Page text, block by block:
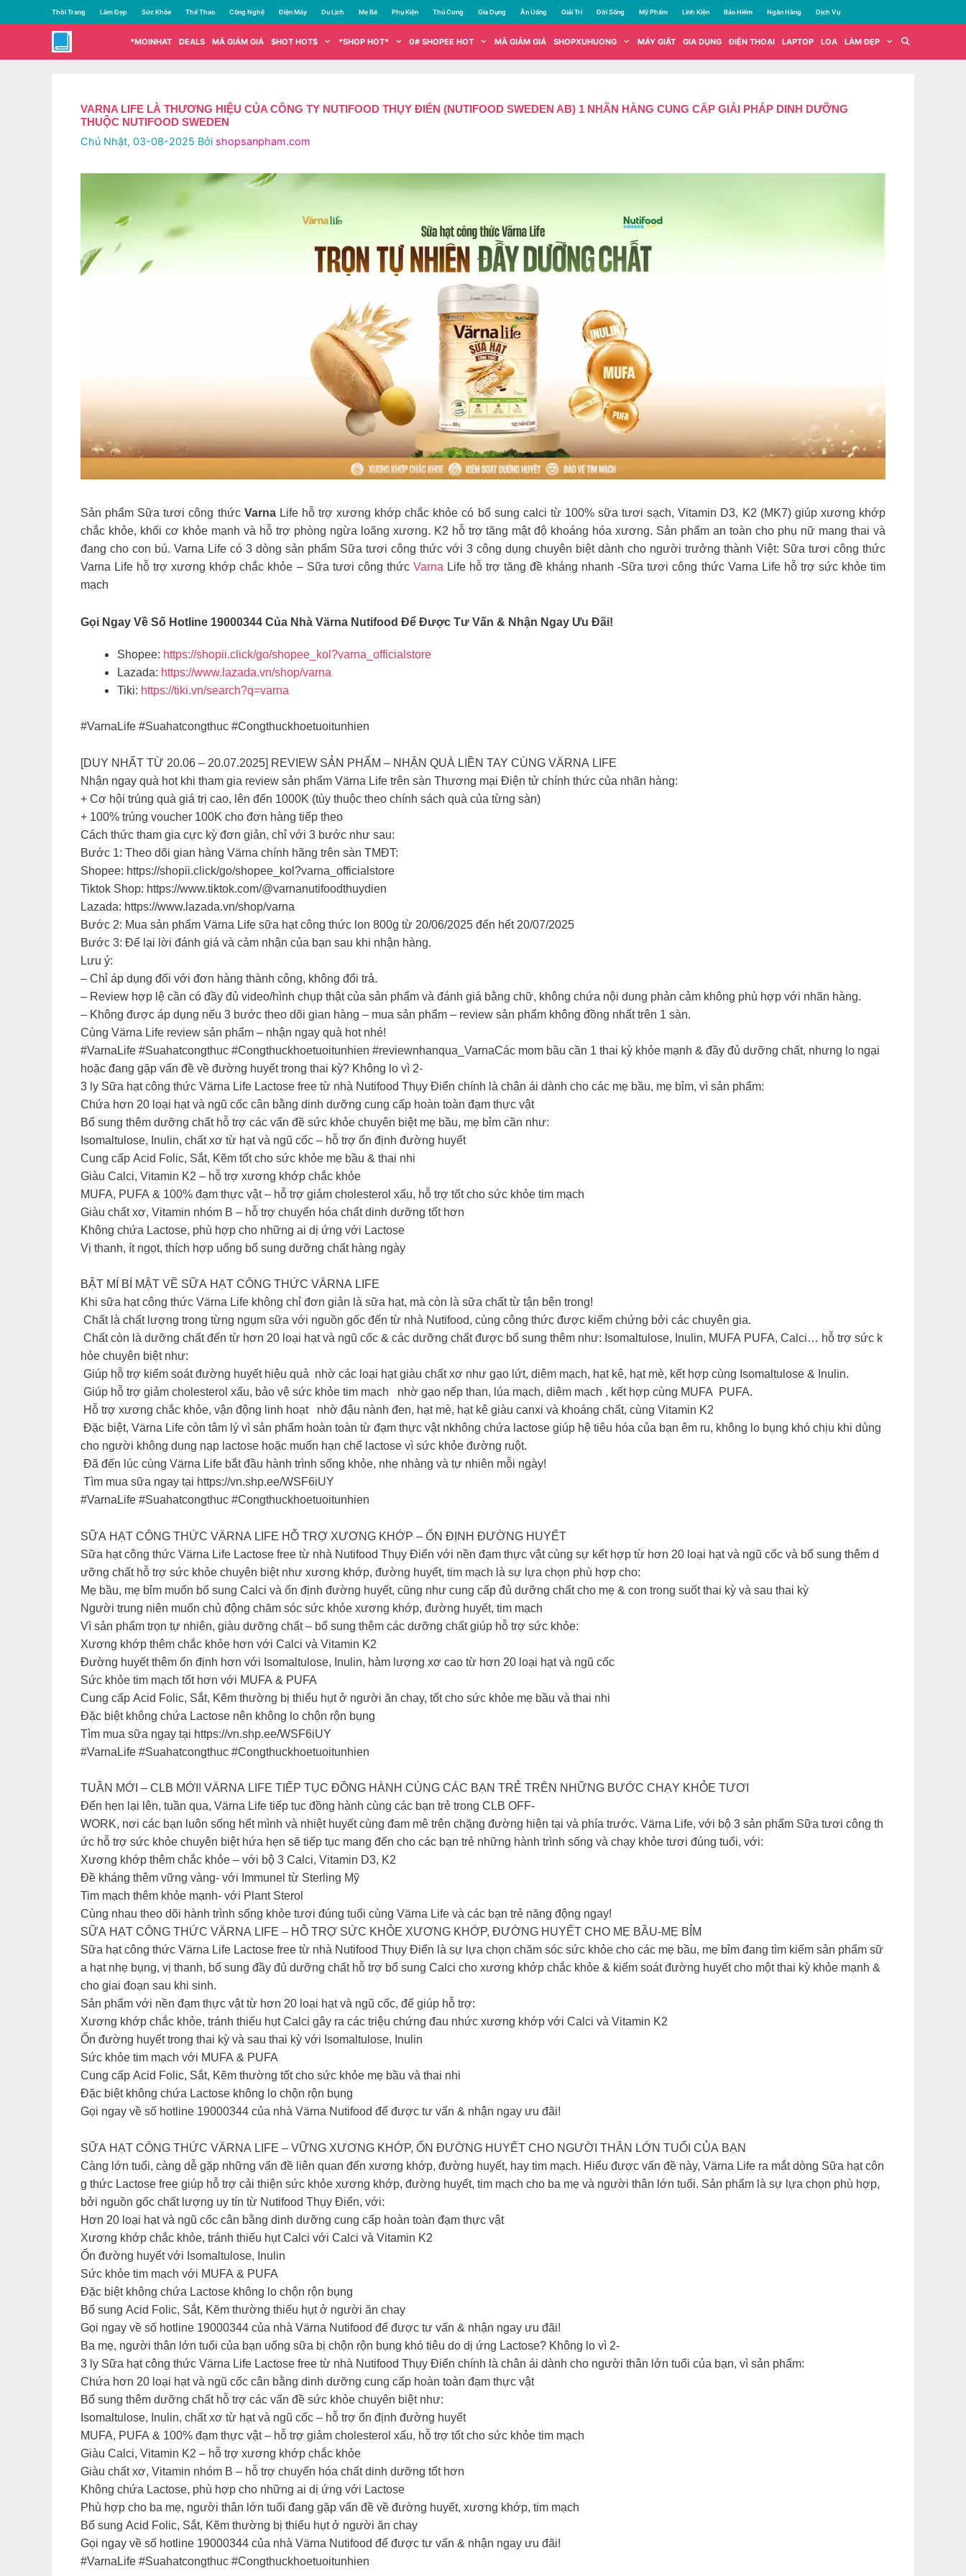
đến
dung
Thời Trang Làm Đẹp Sức Khỏe Thể Thao Công Nghệ Điện Máy Du Lịch Mẹ Bé Phụ Kiện Thú Cưng Gia Dụng Ăn Uống Giải Trí Đời Sống Mỹ Phẩm Linh Kiện Bảo Hiểm Ngân Hàng Dịch Vụ
*MOINHAT DEALS MÃ GIẢM GIÁ $HOT HOT$ *SHOP HOT* 0# SHOPEE HOT MÃ GIẢM GIÁ SHOPXUHUONG MÁY GIẶT GIA DỤNG ĐIỆN THOẠI LAPTOP LOA LÀM ĐẸP
VARNA LIFE LÀ THƯƠNG HIỆU CỦA CÔNG TY NUTIFOOD THỤY ĐIỂN (NUTIFOOD SWEDEN AB) 1 NHÃN HÀNG CUNG CẤP GIẢI PHÁP DINH DƯỠNG
THUỘC NUTIFOOD SWEDEN
Chủ Nhật, 03-08-2025 Bởi shopsanpham.com
Sản phẩm Sữa tươi công thức VarnaLife hỗ trợ xương khớp chắc khỏe có bổ sung calci từ 100% sữa tươi sạch, Vitamin D3, K2 (MK7) giúp xương khớp
chắc khỏe, khối cơ khỏe mạnh và hỗ trợ phòng ngừa loãng xương. K2 hỗ trợ tăng mật độ khoáng hóa xương. Sản phẩm an toàn cho phụ nữ mang thai và
đang cho con bú. Varna Life có 3 dòng sản phẩm Sữa tươi công thức với 3 công dụng chuyên biệt dành cho người trưởng thành Việt: Sữa tươi công thức
Varna Life hỗ trợ xương khớp chắc khỏe – Sữa tươi công thức Varna Life hỗ trợ tăng đề kháng nhanh -Sữa tươi công thức Varna Life hỗ trợ sức khỏe tim
mạch
Gọi Ngay Về Số Hotline 19000344 Của Nhà Värna Nutifood Để Được Tư Vấn & Nhận Ngay Ưu Đãi!
Shopee: https://shopii.click/go/shopee_kol?varna_officialstore
Lazada: https://www.lazada.vn/shop/varna
Tiki: https://tiki.vn/search?q=varna
#VarnaLife #Suahatcongthuc #Congthuckhoetuoitunhien
[DUY NHẤT TỪ 20.06 – 20.07.2025] REVIEW SẢN PHẨM – NHẬN QUÀ LIỀN TAY CÙNG VÄRNA LIFE
Nhận ngay quà hot khi tham gia review sản phẩm Värna Life trên sàn Thương mại Điện tử chính thức của nhãn hàng:
+ Cơ hội trúng quà giá trị cao, lên đến 1000K (tùy thuộc theo chính sách quà của từng sàn)
+ 100% trúng voucher 100K cho đơn hàng tiếp theo
Cách thức tham gia cực kỳ đơn giản, chỉ với 3 bước như sau:
Bước 1: Theo dõi gian hàng Värna chính hãng trên sàn TMĐT:
Shopee: https://shopii.click/go/shopee_kol?varna_officialstore
Tiktok Shop: https://www.tiktok.com/@varnanutifoodthuydien
Lazada: https://www.lazada.vn/shop/varna
Bước 2: Mua sản phẩm Värna Life sữa hạt công thức lon 800g từ 20/06/2025 đến hết 20/07/2025
Bước 3: Để lại lời đánh giá và cảm nhận của bạn sau khi nhận hàng.
Lưu ý:
– Chỉ áp dụng đối với đơn hàng thành công, không đổi trả.
– Review hợp lệ cần có đầy đủ video/hình chụp thật của sản phẩm và đánh giá bằng chữ, không chứa nội dung phản cảm không phù hợp với nhãn hàng.
– Không được áp dụng nếu 3 bước theo dõi gian hàng – mua sản phẩm – review sản phẩm không đồng nhất trên 1 sàn.
Cùng Värna Life review sản phẩm – nhận ngay quà hot nhé!
#VarnaLife #Suahatcongthuc #Congthuckhoetuoitunhien #reviewnhanqua_VarnaCác mom bầu cần 1 thai kỳ khỏe mạnh & đầy đủ dưỡng chất, nhưng lo ngại
hoặc đang gặp vấn đề về đường huyết trong thai kỳ? Không lo vì 2-
3 ly Sữa hạt công thức Värna Life Lactose free từ nhà Nutifood Thụy Điển chính là chân ái dành cho các mẹ bầu, mẹ bỉm, vì sản phẩm:
Chứa hơn 20 loại hạt và ngũ cốc cân bằng dinh dưỡng cung cấp hoàn toàn đạm thực vật
Bổ sung thêm dưỡng chất hỗ trợ các vấn đề sức khỏe chuyên biệt mẹ bầu, mẹ bỉm cần như:
Isomaltulose, Inulin, chất xơ từ hạt và ngũ cốc – hỗ trợ ổn định đường huyết
Cung cấp Acid Folic, Sắt, Kẽm tốt cho sức khỏe mẹ bầu & thai nhi
Giàu Calci, Vitamin K2 – hỗ trợ xương khớp chắc khỏe
MUFA, PUFA & 100% đạm thực vật – hỗ trợ giảm cholesterol xấu, hỗ trợ tốt cho sức khỏe tim mạch
Giàu chất xơ, Vitamin nhóm B – hỗ trợ chuyển hóa chất dinh dưỡng tốt hơn
Không chứa Lactose, phù hợp cho những ai dị ứng với Lactose
Vị thanh, ít ngọt, thích hợp uống bổ sung dưỡng chất hàng ngày
BẬT MÍ BÍ MẬT VỀ SỮA HẠT CÔNG THỨC VÄRNA LIFE
Khi sữa hạt công thức Värna Life không chỉ đơn giản là sữa hạt, mà còn là sữa chất từ tận bên trong!
Chất là chất lượng trong từng ngụm sữa với nguồn gốc đến từ nhà Nutifood, cùng công thức được kiểm chứng bởi các chuyên gia.
Chất còn là dưỡng chất đến từ hơn 20 loại hạt và ngũ cốc & các dưỡng chất được bổ sung thêm như: Isomaltulose, Inulin, MUFA PUFA, Calci… hỗ trợ sức k
hỏe chuyên biệt như:
Giúp hỗ trợ kiểm soát đường huyết hiệu quả nhờ các loại hạt giàu chất xơ như gạo lứt, diêm mạch, hạt kê, hạt mè, kết hợp cùng Isomaltulose & Inulin.
️ Giúp hỗ trợ giảm cholesterol xấu, bảo vệ sức khỏe tim mạch nhờ gạo nếp than, lúa mạch, diêm mạch , kết hợp cùng MUFA PUFA.
Hỗ trợ xương chắc khỏe, vận động linh hoạt nhờ đậu nành đen, hạt mè, hạt kê giàu canxi và khoáng chất, cùng Vitamin K2
Đặc biệt, Värna Life còn tâm lý vì sản phẩm hoàn toàn từ đạm thực vật nkhông chứa lactose giúp hệ tiêu hóa của bạn êm ru, không lo bụng khó chịu khi dùng
cho người không dung nạp lactose hoặc muốn hạn chế lactose vì sức khỏe đường ruột.
Đã đến lúc cùng Värna Life bắt đầu hành trình sống khỏe, nhẹ nhàng và tự nhiên mỗi ngày!
Tìm mua sữa ngay tại https://vn.shp.ee/WSF6iUY
#VarnaLife #Suahatcongthuc #Congthuckhoetuoitunhien
SỮA HẠT CÔNG THỨC VÄRNA LIFE HỖ TRỢ XƯƠNG KHỚP – ỔN ĐỊNH ĐƯỜNG HUYẾT
Sữa hạt công thức Värna Life Lactose free từ nhà Nutifood Thụy Điển với nền đạm thực vật cùng sự kết hợp từ hơn 20 loại hạt và ngũ cốc và bổ sung thêm d
ưỡng chất hỗ trợ sức khỏe chuyên biệt như xương khớp, đường huyết, tim mạch là sự lựa chọn phù hợp cho:
Mẹ bầu, mẹ bỉm muốn bổ sung Calci và ổn định đường huyết, cũng như cung cấp đủ dưỡng chất cho mẹ & con trong suốt thai kỳ và sau thai kỳ
Người trung niên muốn chủ động chăm sóc sức khỏe xương khớp, đường huyết, tim mạch
Vì sản phẩm trọn tự nhiên, giàu dưỡng chất – bổ sung thêm các dưỡng chất giúp hỗ trợ sức khỏe:
Xương khớp thêm chắc khỏe hơn với Calci và Vitamin K2
Đường huyết thêm ổn định hơn với Isomaltulose, Inulin, hàm lượng xơ cao từ hơn 20 loại hạt và ngũ cốc
Sức khỏe tim mạch tốt hơn với MUFA & PUFA
Cung cấp Acid Folic, Sắt, Kẽm thường bị thiếu hụt ở người ăn chay, tốt cho sức khỏe mẹ bầu và thai nhi
Đặc biệt không chứa Lactose nên không lo chộn rộn bụng
Tìm mua sữa ngay tại https://vn.shp.ee/WSF6iUY
#VarnaLife #Suahatcongthuc #Congthuckhoetuoitunhien
TUẦN MỚI – CLB MỚI! VÄRNA LIFE TIẾP TỤC ĐỒNG HÀNH CÙNG CÁC BẠN TRẺ TRÊN NHỮNG BƯỚC CHẠY KHỎE TƯƠI
Đến hẹn lại lên, tuần qua, Värna Life tiếp tục đồng hành cùng các bạn trẻ trong CLB OFF-
WORK, nơi các bạn luôn sống hết mình và nhiệt huyết cùng đam mê trên chặng đường hiện tại và phía trước. Värna Life, với bộ 3 sản phẩm Sữa tươi công th
ức hỗ trợ sức khỏe chuyên biệt hứa hẹn sẽ tiếp tục mang đến cho các bạn trẻ những hành trình sống và chạy khỏe tươi đúng tuổi, với:
Xương khớp thêm chắc khỏe – với bộ 3 Calci, Vitamin D3, K2
Đề kháng thêm vững vàng- với Immunel từ Sterling Mỹ
Tim mạch thêm khỏe mạnh- với Plant Sterol
Cùng nhau theo dõi hành trình sống khỏe tươi đúng tuổi cùng Värna Life và các bạn trẻ năng động ngay!
SỮA HẠT CÔNG THỨC VÄRNA LIFE – HỖ TRỢ SỨC KHỎE XƯƠNG KHỚP, ĐƯỜNG HUYẾT CHO MẸ BẦU-MẸ BỈM
Sữa hạt công thức Värna Life Lactose free từ nhà Nutifood Thụy Điển là sự lựa chọn chăm sóc sức khỏe cho các mẹ bầu, mẹ bỉm đang tìm kiếm sản phẩm sữ
a hạt nhẹ bụng, vị thanh, bổ sung đầy đủ dưỡng chất hỗ trợ bổ sung Calci cho xương khớp chắc khỏe & kiểm soát đường huyết cho một thai kỳ khỏe mạnh &
cho giai đoạn sau khi sinh.
Sản phẩm với nền đạm thực vật từ hơn 20 loại hạt và ngũ cốc, để giúp hỗ trợ:
Xương khớp chắc khỏe, tránh thiếu hụt Calci gây ra các triệu chứng đau nhức xương khớp với Calci và Vitamin K2
Ổn đường huyết trong thai kỳ và sau thai kỳ với Isomaltulose, Inulin
Sức khỏe tim mạch với MUFA & PUFA
Cung cấp Acid Folic, Sắt, Kẽm thường tốt cho sức khỏe mẹ bầu và thai nhi
Đặc biệt không chứa Lactose không lo chộn rộn bụng
Gọi ngay về số hotline 19000344 của nhà Värna Nutifood để được tư vấn & nhận ngay ưu đãi!
SỮA HẠT CÔNG THỨC VÄRNA LIFE – VỮNG XƯƠNG KHỚP, ỔN ĐƯỜNG HUYẾT CHO NGƯỜI THÂN LỚN TUỔI CỦA BẠN
Càng lớn tuổi, càng dễ gặp những vấn đề liên quan đến xương khớp, đường huyết, hay tim mạch. Hiểu được vấn đề này, Värna Life ra mắt dòng Sữa hạt côn
g thức Lactose free giúp hỗ trợ cải thiện sức khỏe xương khớp, đường huyết, tim mạch cho ba mẹ và người thân lớn tuổi. Sản phẩm là sự lựa chọn phù hợp,
bởi nguồn gốc chất lượng uy tín từ Nutifood Thụy Điển, với:
Hơn 20 loại hạt và ngũ cốc cân bằng dinh dưỡng cung cấp hoàn toàn đạm thực vật
Xương khớp chắc khỏe, tránh thiếu hụt Calci với Calci và Vitamin K2
Ổn đường huyết với Isomaltulose, Inulin
Sức khỏe tim mạch với MUFA & PUFA
Đặc biệt không chứa Lactose không lo chộn rộn bụng
Bổ sung Acid Folic, Sắt, Kẽm thường thiếu hụt ở người ăn chay
Gọi ngay về số hotline 19000344 của nhà Värna Nutifood để được tư vấn & nhận ngay ưu đãi!
Ba mẹ, người thân lớn tuổi của bạn uống sữa bị chộn rộn bụng khó tiêu do dị ứng Lactose? Không lo vì 2-
3 ly Sữa hạt công thức Värna Life Lactose free từ nhà Nutifood Thụy Điển chính là chân ái dành cho người thân lớn tuổi của bạn, vì sản phẩm:
Chứa hơn 20 loại hạt và ngũ cốc cân bằng dinh dưỡng cung cấp hoàn toàn đạm thực vật
Bổ sung thêm dưỡng chất hỗ trợ các vấn đề sức khỏe chuyên biệt như:
Isomaltulose, Inulin, chất xơ từ hạt và ngũ cốc – hỗ trợ ổn định đường huyết
MUFA, PUFA & 100% đạm thực vật – hỗ trợ giảm cholesterol xấu, hỗ trợ tốt cho sức khỏe tim mạch
Giàu Calci, Vitamin K2 – hỗ trợ xương khớp chắc khỏe
Giàu chất xơ, Vitamin nhóm B – hỗ trợ chuyển hóa chất dinh dưỡng tốt hơn
Không chứa Lactose, phù hợp cho những ai dị ứng với Lactose
Phù hợp cho ba mẹ, người thân lớn tuổi đang gặp vấn đề về đường huyết, xương khớp, tim mạch
Bổ sung Acid Folic, Sắt, Kẽm thường bị thiếu hụt ở người ăn chay
Gọi ngay về số hotline 19000344 của nhà Värna Nutifood để được tư vấn & nhận ngay ưu đãi!
#VarnaLife #Suahatcongthuc #Congthuckhoetuoitunhien